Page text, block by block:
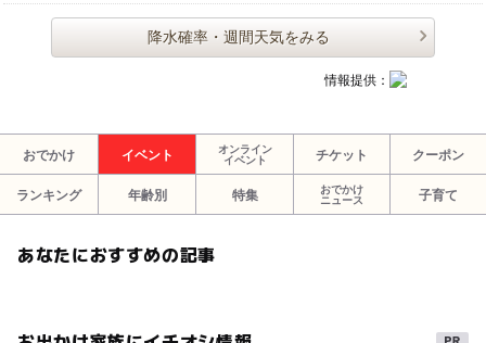
降水確率・週間天気をみる
情報提供：
おでかけ イベント
オンライン
イベント
チケット クーポン
ランキング 年齢別 特集
おでかけ
ニュース
子育て
あなたにおすすめの記事